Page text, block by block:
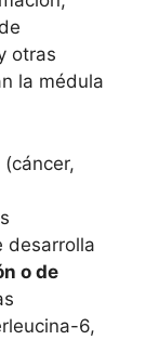
otras
la médula
desarrolla
o de
6,